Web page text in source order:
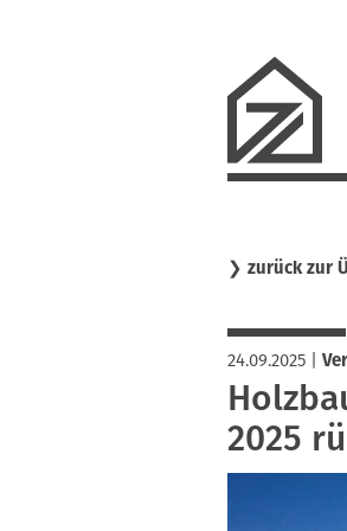
❯ zurück zur
24.09.2025|
2025